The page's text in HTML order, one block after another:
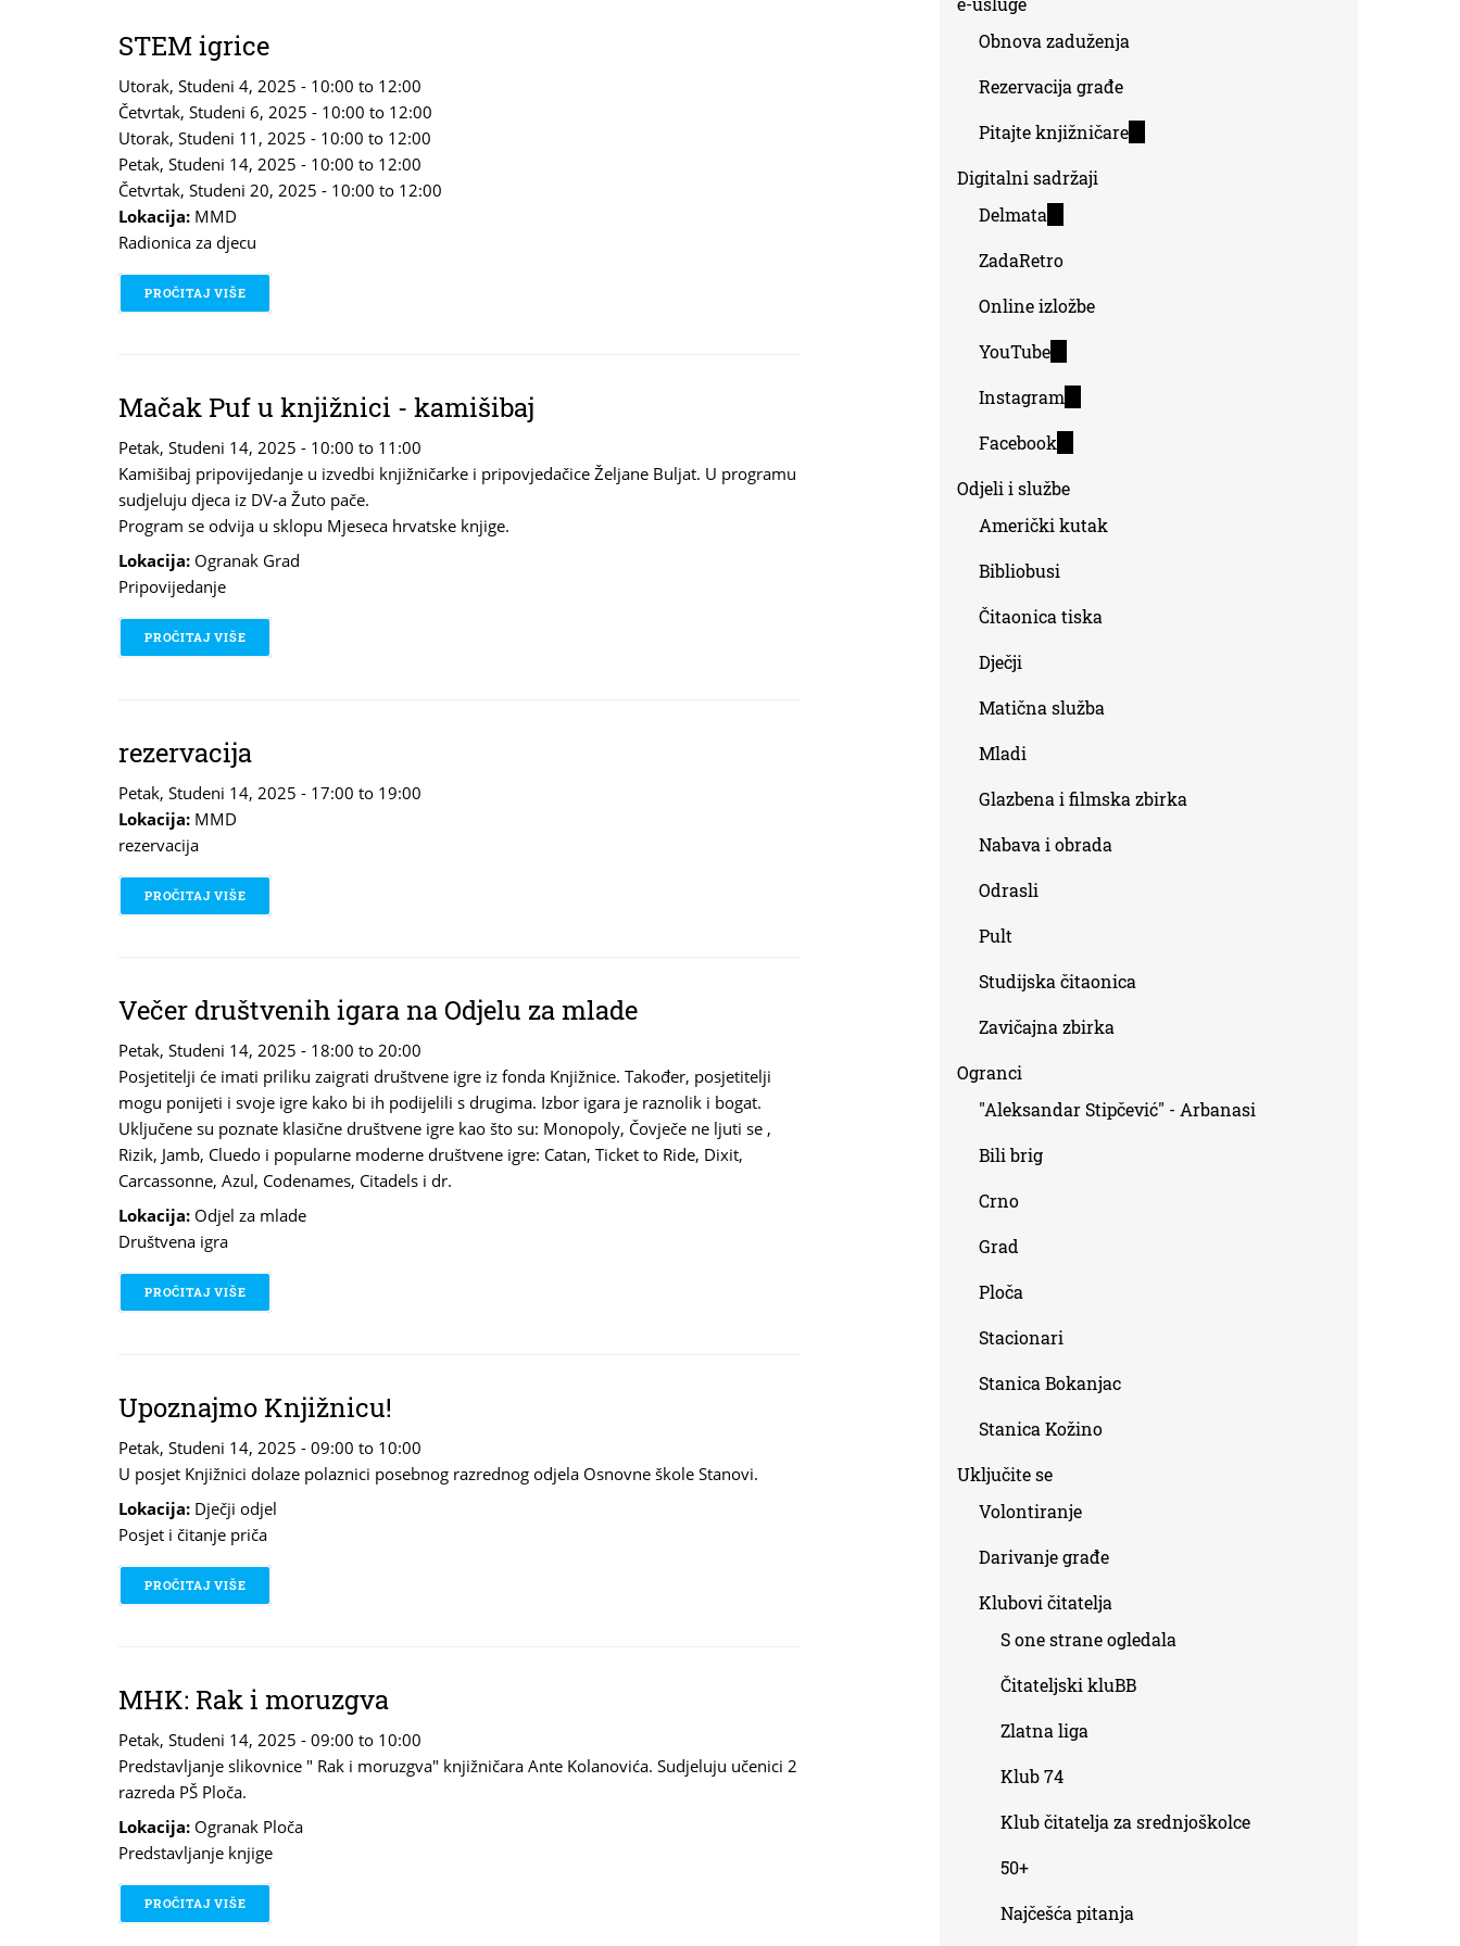
STEM igrice
Utorak, Studeni 4, 2025 - 10:00 to 12:00
Četvrtak, Studeni 6, 2025 - 10:00 to 12:00
Utorak, Studeni 11, 2025 - 10:00 to 12:00
Petak, Studeni 14, 2025 - 10:00 to 12:00
Četvrtak, Studeni 20, 2025 - 10:00 to 12:00
Lokacija: MMD
Radionica za djecu
PROČITAJ VIŠE
Mačak Puf u knjižnici - kamišibaj
Petak, Studeni 14, 2025 - 10:00 to 11:00
Kamišibaj pripovijedanje u izvedbi knjižničarke i pripovjedačice Željane Buljat. U programu
sudjeluju djeca iz DV-a Žuto pače.
Program se odvija u sklopu Mjeseca hrvatske knjige.
Lokacija: Ogranak Grad
Pripovijedanje
PROČITAJ VIŠE
rezervacija
Petak, Studeni 14, 2025 - 17:00 to 19:00
Lokacija: MMD
rezervacija
PROČITAJ VIŠE
Večer društvenih igara na Odjelu za mlade
Petak, Studeni 14, 2025 - 18:00 to 20:00
Posjetitelji će imati priliku zaigrati društvene igre iz fonda Knjižnice. Također, posjetitelji
mogu ponijeti i svoje igre kako bi ih podijelili s drugima. Izbor igara je raznolik i bogat.
Uključene su poznate klasične društvene igre kao što su: Monopoly, Čovječe ne ljuti se ,
Rizik, Jamb, Cluedo i popularne moderne društvene igre: Catan, Ticket to Ride, Dixit,
Carcassonne, Azul, Codenames, Citadels i dr.
Lokacija: Odjel za mlade
Društvena igra
PROČITAJ VIŠE
Upoznajmo Knjižnicu!
Petak, Studeni 14, 2025 - 09:00 to 10:00
U posjet Knjižnici dolaze polaznici posebnog razrednog odjela Osnovne škole Stanovi.
Lokacija: Dječji odjel
Posjet i čitanje priča
PROČITAJ VIŠE
MHK: Rak i moruzgva
Petak, Studeni 14, 2025 - 09:00 to 10:00
Predstavljanje slikovnice " Rak i moruzgva" knjižničara Ante Kolanovića. Sudjeluju učenici 2
razreda PŠ Ploča.
Lokacija: Ogranak Ploča
Predstavljanje knjige
PROČITAJ VIŠE
Obnova zaduženja
Rezervacija građe
Pitajte knjižničare(link
Digitalni sadržaji
Delmata
external)
ZadaRetro
Online izložbe
YouTube(link
external)
Instagram(link
external)
Facebook
external)
Odjeli i službe
Američki kutak
Bibliobusi
Čitaonica tiska
Dječji
Matična služba
Mladi
Glazbena i filmska zbirka
Nabava i obrada
Odrasli
Pult
Studijska čitaonica
Zavičajna zbirka
Ogranci
"Aleksandar Stipčević" - Arbanasi
Bili brig
Crno
Grad
Ploča
Stacionari
Stanica Bokanjac
Stanica Kožino
Uključite se
Volontiranje
Darivanje građe
Klubovi čitatelja
S one strane ogledala
Čitateljski kluBB
Zlatna liga
Klub 74
Klub čitatelja za srednjoškolce
50+
Najčešća pitanja